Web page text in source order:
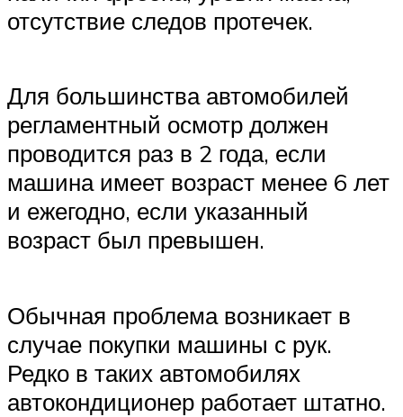
отсутствие следов протечек.
Для большинства автомобилей
регламентный осмотр должен
проводится раз в 2 года, если
машина имеет возраст менее 6 лет
и ежегодно, если указанный
возраст был превышен.
Обычная проблема возникает в
случае покупки машины с рук.
Редко в таких автомобилях
автокондиционер работает штатно.